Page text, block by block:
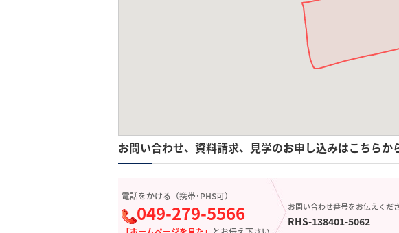
お問い合わせ、資料請求、見学のお申し込みはこちらか
電話をかける（携帯･PHS可）
049-279-5566 お問い合わせ番号をお伝えくだ
RHS-138401-5062